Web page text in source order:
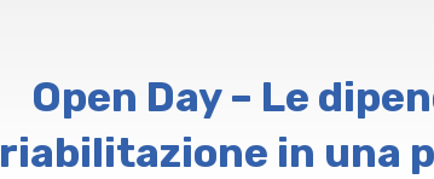
Open Day – Le
riabilitazione in una